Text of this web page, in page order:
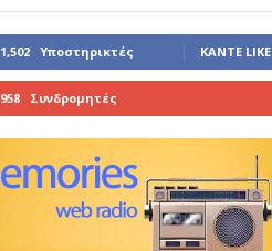
1,502 Υποστηρικτές ΚΆΝΤΕ LIKE
958 Συνδρομητές
ΓΊΝΕΤΕ ΣΥΝΔΡΟΜΗΤΉΣ